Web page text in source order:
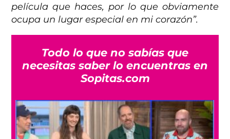
película que haces, por lo que obviamente
ocupa un lugar especial en mi corazón”.
Todo lo que no sabías que
necesitas saber lo encuentras en
Sopitas.com